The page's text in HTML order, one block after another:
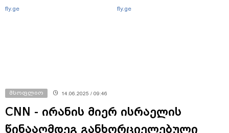
fly.ge fly.ge
მსოფლიო 14.06.2025 / 09:46
CNN - ირანის მიერ ისრაელის
წინააღმდეგ განხორციელებული